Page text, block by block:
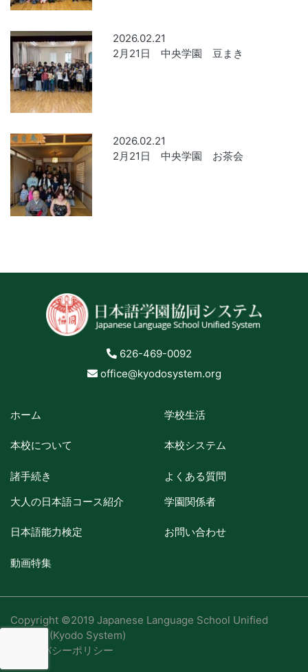
2026.02.21
2月21日 中央学園 豆まき
2026.02.21
2月21日 中央学園 お茶会
626-469-0092
office@kyodosystem.org
ホーム
本校について
諸手続き
学校生活
本校システム
よくある質問
大人の日本語コース紹介
日本語能力検定
動画特集
学園関係者
お問い合わせ
Copyright ©2019 Japanese Language School Unified
System (Kyodo System)
プライバシーポリシー